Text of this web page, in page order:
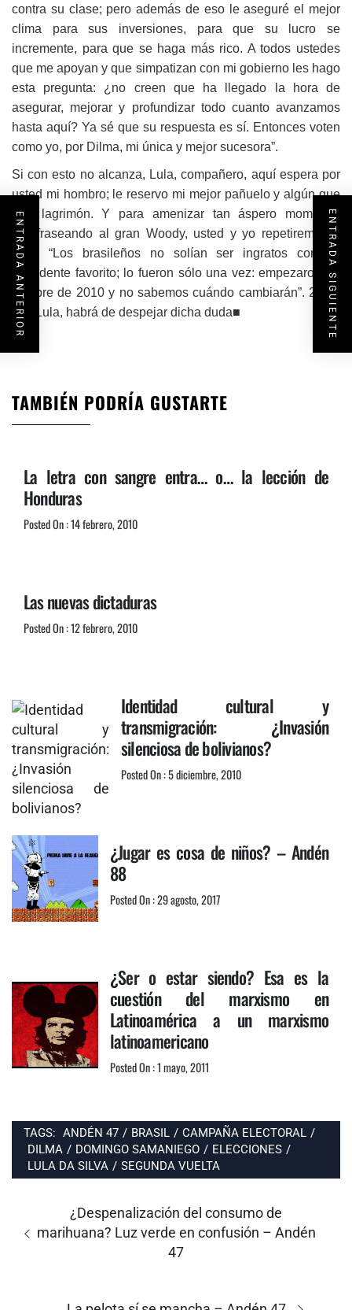
contra su clase; pero además de eso le aseguré el mejor
clima para sus inversiones, para que su lucro se
incremente, para que se haga más rico. A todos ustedes
que me apoyan y que simpatizan con mi gobierno les hago
esta pregunta: ¿ no creen que ha llegado la hora de
asegurar, mejorar y profundizar todo cuanto avanzamos
hasta aquí? Ya sé que su respuesta es sí. Entonces voten
como yo, por Dilma, mi única y mejor sucesora”.
Si con esto no alcanza, Lula, compañero, aquí espera por
usted mi hombro; le reservo mi mejor pañuelo y algún que
otro lagrimón. Y para amenizar tan áspero momento,
parafraseando al gran Woody, usted y yo repetiremos a
coro: “Los brasileños no solían ser ingratos con su
presidente favorito; lo fueron sólo una vez: empezaron en
octubre de 2010 y no sabemos cuándo cambiarán”. 2014,
con Lula, habrá de despejar dicha duda■
TAMBIÉN PODRÍA GUSTARTE
La letra con sangre entra… o… la lección de
Honduras
Posted On : 14 febrero, 2010
Las nuevas dictaduras
Posted On : 12 febrero, 2010
Identidad cultural y
transmigración: ¿Invasión
silenciosa de bolivianos?
Posted On : 5 diciembre, 2010
¿Jugar es cosa de niños? – Andén
88
Posted On : 29 agosto, 2017
¿Ser o estar siendo? Esa es la
cuestión del marxismo en
Latinoamérica a un marxismo
latinoamericano
Posted On : 1 mayo, 2011
TAGS: ANDÉN 47 / BRASIL / CAMPAÑA ELECTORAL /
DILMA / DOMINGO SAMANIEGO / ELECCIONES /
LULA DA SILVA / SEGUNDA VUELTA
entradas
Entrada
anterior:
¿Despenalización del consumo de
marihuana? Luz verde en confusión – Andén
47
ENTRADA ANTERIOR ENTRADA SIGUIENTE